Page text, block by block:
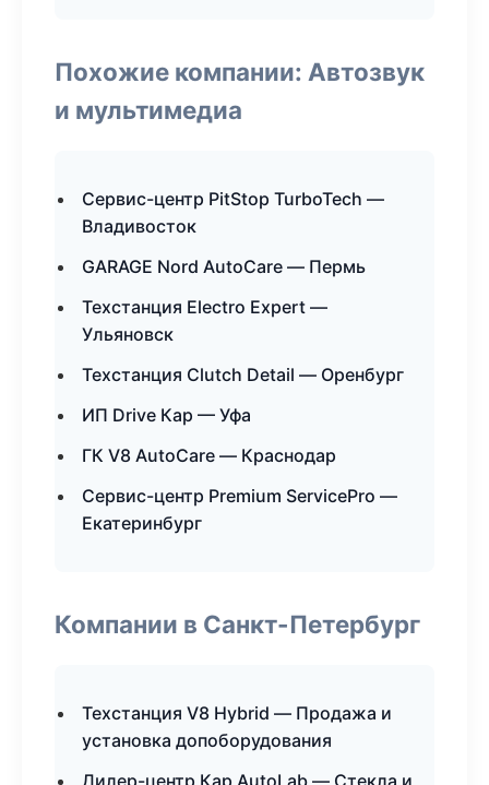
Похожие компании: Автозвук
и мультимедиа
Сервис-центр PitStop TurboTech —
Владивосток
GARAGE Nord AutoCare — Пермь
Техстанция Electro Expert —
Ульяновск
Техстанция Clutch Detail — Оренбург
ИП Drive Кар — Уфа
ГК V8 AutoCare — Краснодар
Сервис-центр Premium ServicePro —
Екатеринбург
Компании в Санкт-Петербург
Техстанция V8 Hybrid — Продажа и
установка допоборудования
Дилер-центр Кар AutoLab — Стекла и